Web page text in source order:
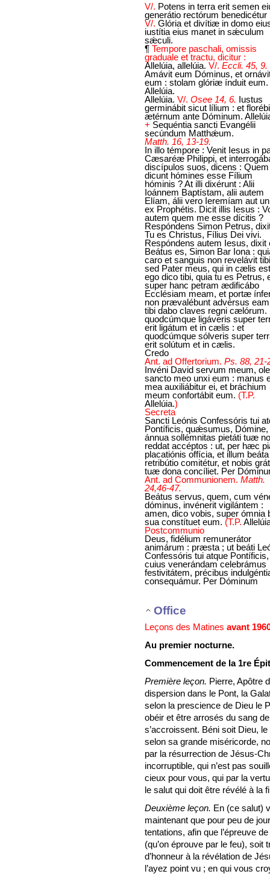
V/. Potens in terra erit semen
generátio rectórum benedicétur
V/. Glória et divítiæ in domo
iustítia eius manet in sǽculum
sǽculi.
¶ Tempore paschali, omissis
graduale et tractu, dicitur :
Allelúia, allelúia. V/. Eccli. 45, 9.
Amávit eum Dóminus, et
eum : stolam glóriæ índuit eum.
Allelúia.
Allelúia. V/. Osee 14, 6. Iustus
germinábit sicut lílium : et
ætérnum ante Dóminum.
+ Sequéntia sancti Evangélii
secúndum Matthǽum.
Matth. 16, 13-19.
In illo témpore : Venit Iesus in
Cæsaréæ Philippi, et
discípulos suos, dicens : Quem
dicunt hómines esse Fílium
hóminis ? At illi dixérunt : Alii
Ioánnem Baptístam, alii autem
Elíam, álii vero Ieremíam aut
ex Prophétis. Dicit illis Iesus :
autem quem me esse dícitis ?
Respóndens Simon Petrus,
Tu es Christus, Fílius Dei vivi.
Respóndens autem Iesus, dixit
Beátus es, Simon Bar Iona :
caro et sanguis non revelávit
sed Pater meus, qui in cælis
ego dico tibi, quia tu es Petrus,
super hanc petram ædificábo
Ecclésiam meam, et portæ
non prævalébunt advérsus
tibi dabo claves regni cælórum.
quodcúmque ligáveris super
erit ligátum et in cælis : et
quodcúmque sólveris super
erit solútum et in cælis.
Credo
Ant. ad Offertorium. Ps. 88, 21-
Invéni David servum meum,
sancto meo unxi eum : manus
mea auxiliábitur ei, et bráchium
meum confortábit eum. (T.P.
Allelúia.)
Secreta
Sancti Leónis Confessóris tui
Pontíficis, quǽsumus, Dómine,
ánnua sollémnitas pietáti tuæ
reddat accéptos : ut, per hæc
placatiónis offícia, et illum beáta
retribútio comitétur, et nobis
tuæ dona concíliet. Per
Ant. ad Communionem. Matth.
24,46-47.
Beátus servus, quem, cum
dóminus, invénerit vigilántem :
amen, dico vobis, super ómnia
sua constítuet eum. (T.P.
Postcommunio
Deus, fidélium remunerátor
animárum : præsta ; ut beáti
Confessóris tui atque Pontíficis,
cuius venerándam celebrámus
festivitátem, précibus
consequámur. Per Dóminum
Office
Leçons des Matines avant
Au premier nocturne.
Commencement de la 1re
Première leçon. Pierre, Apôtre
dispersion dans le Pont, la
selon la prescience de Dieu le
obéir et être arrosés du sang
s’accroissent. Béni soit Dieu,
selon sa grande miséricorde,
par la résurrection de Jésus-
incorruptible, qui n’est pas
cieux pour vous, qui par la
le salut qui doit être révélé à la
Deuxième leçon. En (ce salut)
maintenant que pour peu de
tentations, afin que l’épreuve
(qu’on éprouve par le feu), soit
d’honneur à la révélation de
l’ayez point vu ; en qui vous